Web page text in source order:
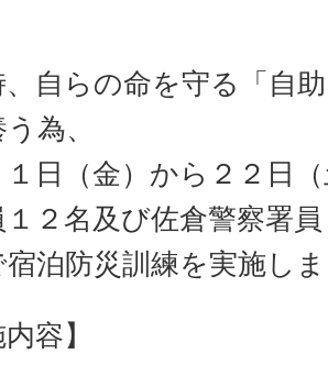
、自らの命を守る「自
為、
１日（金）から２２日
２名及び佐倉警察署
宿泊防災訓練を実施し
容】